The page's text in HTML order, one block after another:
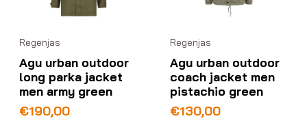
Regenjas
Agu urban outdoor
long parka jacket
men army green
€190,00
Regenjas
Agu urban outdoor
coach jacket men
pistachio green
€130,00